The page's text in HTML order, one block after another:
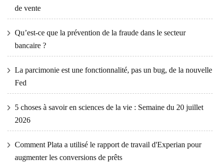
de vente
Qu’est-ce que la prévention de la fraude dans le secteur
bancaire ?
La parcimonie est une fonctionnalité, pas un bug, de la nouvelle
Fed
5 choses à savoir en sciences de la vie : Semaine du 20 juillet
2026
Comment Plata a utilisé le rapport de travail d'Experian pour
augmenter les conversions de prêts